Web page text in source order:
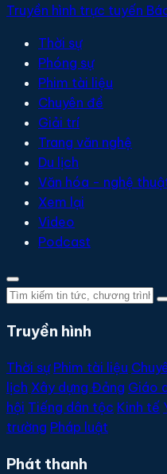
Truyền hình trực tuyến
Thời sự
Phóng sự
Phim tài liệu
Chuyên đề
Giải trí
Trang văn nghệ
Du lịch
Văn hóa - nghệ
Xem lại
Video
Podcast
Truyền hình
Thời sự Phim tài liệu
lịch Xây dựng Đảng Giáo
hội Tiếng dân tộc Kinh tế
trường Pháp luật
Phát thanh